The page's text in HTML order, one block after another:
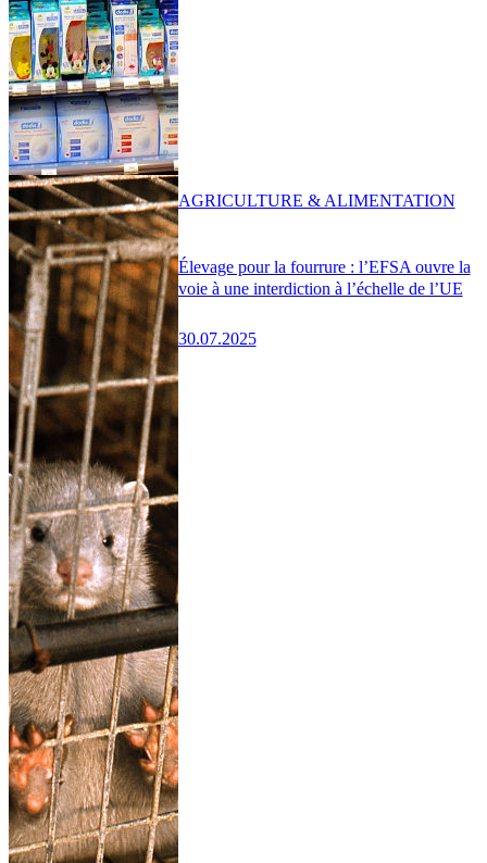
Élevage pour la fourrure : l’EFSA ouvre la
voie à une interdiction à l’échelle de l’UE
30.07.2025
AGRICULTURE & ALIMENTATION